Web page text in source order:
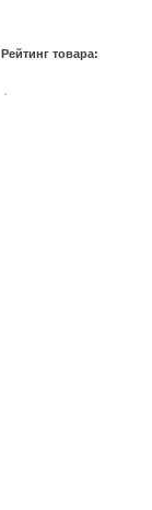
Рейтинг товара: